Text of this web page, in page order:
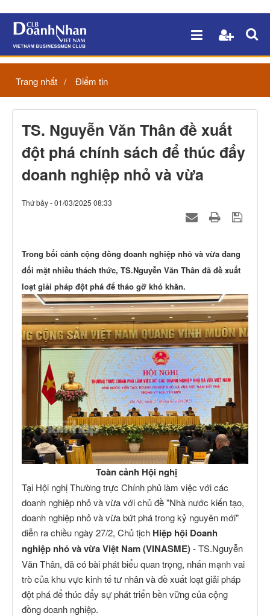
Trang nhất Điểm tin
TS. Nguyễn Văn Thân đề xuất
đột phá chính sách để thúc đẩy
doanh nghiệp nhỏ và vừa
Thứ bảy - 01/03/2025 08:33
Trong bối cảnh cộng đồng doanh nghiệp nhỏ và vừa đang
đối mặt nhiều thách thức, TS.Nguyễn Văn Thân đã đề xuất
loạt giải pháp đột phá để tháo gỡ khó khăn.
Toàn cảnh Hội nghị
Tại Hội nghị Thường trực Chính phủ làm việc với các
doanh nghiệp nhỏ và vừa với chủ đề "Nhà nước kiến tạo,
doanh nghiệp nhỏ và vừa bứt phá trong kỷ nguyên mới"
diễn ra chiều ngày 27/2, Chủ tịch Hiệp hội Doanh
nghiệp nhỏ và vừa Việt Nam (VINASME)- TS.Nguyễn
Văn Thân, đã có bài phát biểu quan trọng, nhấn mạnh vai
trò của khu vực kinh tế tư nhân và đề xuất loạt giải pháp
đột phá để thúc đẩy sự phát triển bền vững của cộng
đồng doanh nghiệp.